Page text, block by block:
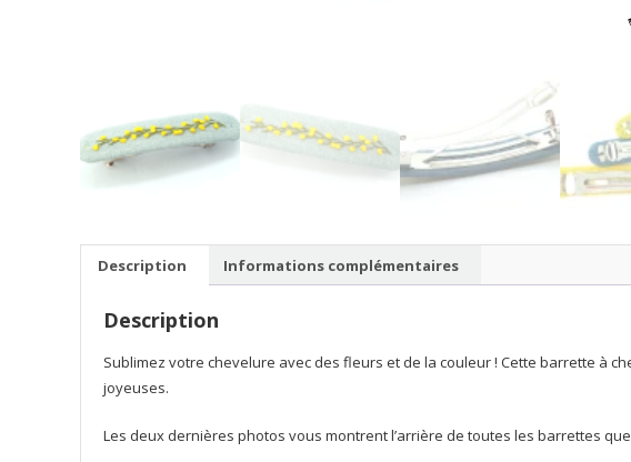
Description Informations complémentaires
Description
Sublimez votre chevelure avec des fleurs et de la couleur ! Cette barrette à
joyeuses.
Les deux dernières photos vous montrent l’arrière de toutes les barrettes